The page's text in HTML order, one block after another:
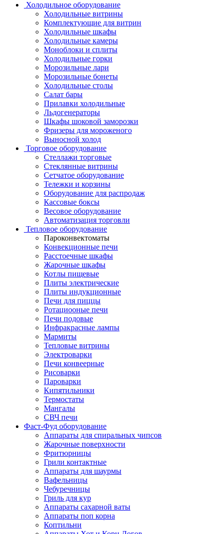
Холодильное оборудование
Холодильные витрины
Комплектующие для витрин
Холодильные шкафы
Холодильные камеры
Моноблоки и сплиты
Холодильные горки
Морозильные лари
Морозильные бонеты
Холодильные столы
Салат бары
Прилавки холодильные
Льдогенераторы
Шкафы шоковой заморозки
Фризеры для мороженого
Выносной холод
Торговое оборудование
Стеллажи торговые
Стеклянные витрины
Сетчатое оборудование
Тележки и корзины
Оборудование для распродаж
Кассовые боксы
Весовое оборудование
Автоматизация торговли
Тепловое оборудование
Пароконвектоматы
Конвекционные печи
Расстоечные шкафы
Жарочные шкафы
Котлы пищевые
Плиты электрические
Плиты индукционные
Печи для пиццы
Ротациооные печи
Печи подовые
Инфракрасные лампы
Мармиты
Тепловые витрины
Электроварки
Печи конвеерные
Рисоварки
Пароварки
Кипятильники
Термостаты
Мангалы
СВЧ печи
Фаст-Фуд оборудование
Аппараты для спиральных чипсов
Жарочные поверхности
Фритюрницы
Грили контактные
Аппараты для шаурмы
Вафельницы
Чебуречницы
Гриль для кур
Аппараты сахарной ваты
Аппараты поп корна
Коптильни